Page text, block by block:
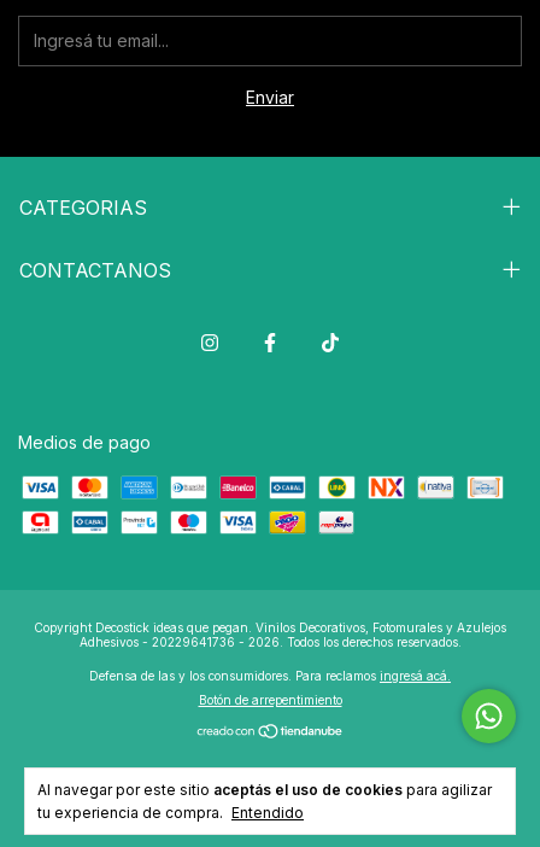
Al navegar por este sitio aceptás el uso de cookies para agilizar
tu experiencia de compra. Entendido
CATEGORIAS
CONTACTANOS
Medios de pago
Copyright Decostick ideas que pegan. Vinilos Decorativos, Fotomurales y Azulejos
Adhesivos - 20229641736 - 2026. Todos los derechos reservados.
Defensa de las y los consumidores. Para reclamos ingresá acá.
Botón de arrepentimiento